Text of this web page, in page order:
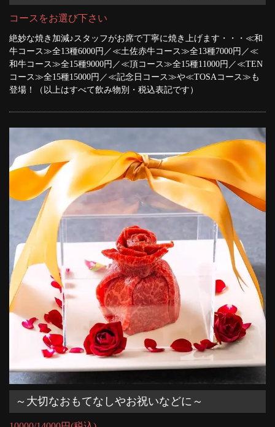
コースをお選び下さい
絶妙な焼き加減♪スタッフがお席で丁寧に焼き上げます・・・≪和
牛コース≫全13種6000円／≪土佐赤牛コース≫全13種7000円／≪
和牛コース≫全15種9000円／≪頂コース≫全15種11000円／≪TEN
コース≫全15種15000円／≪記念日コース≫や≪TOSAコース≫も
登場！（以上はすべて飲み物別・税込表記です）
～大切なおもてなしやお祝いなどに～